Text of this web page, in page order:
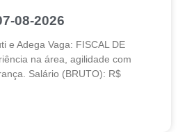
08-2026
e Adega Vaga: FISCAL DE
na área, agilidade com
Salário (BRUTO): R$